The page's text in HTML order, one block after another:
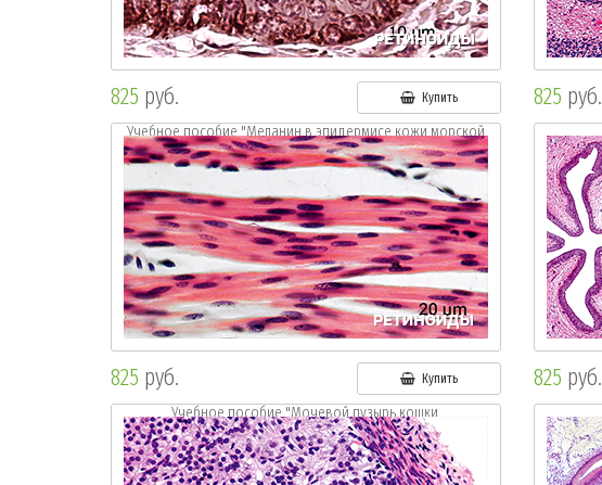
825 руб. Купить
Учебное пособие "Меланин в эпидермисе кожи морской
свинки.
Окр.:г-э"
825 руб.
825 руб. Купить
Учебное пособие "Мочевой пузырь кошки.
Окр.: г.-э."
825 руб.